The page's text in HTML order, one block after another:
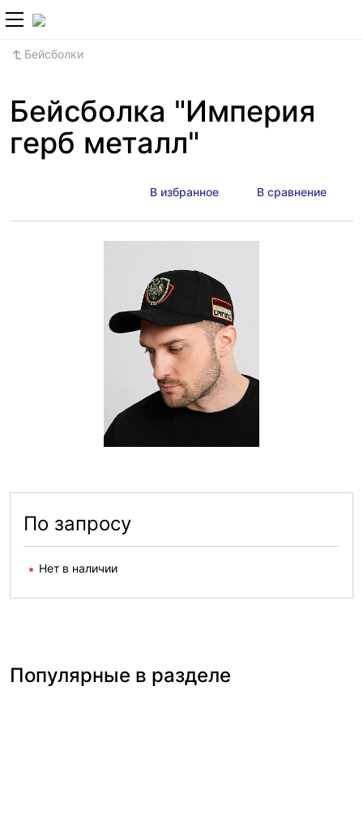
Бейсболки
Бейсболка "Империя
герб металл"
В избранное В сравнение
По запросу
Нет в наличии
Популярные в разделе